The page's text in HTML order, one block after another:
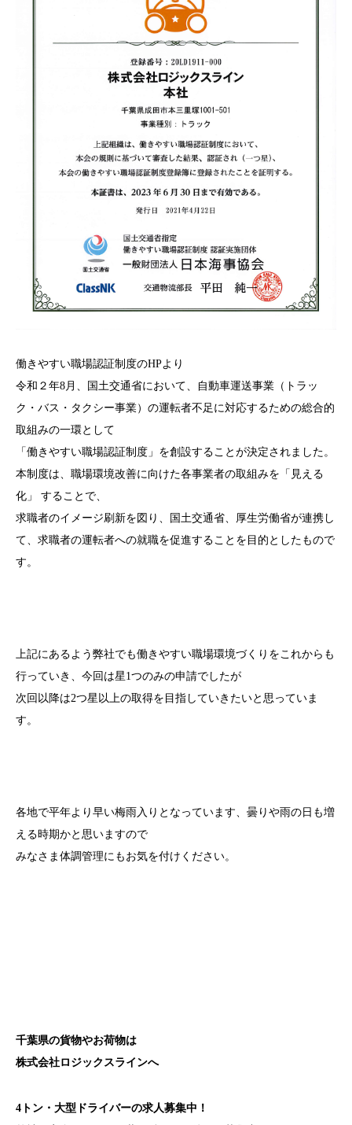
働きやすい職場認証制度のHPより
令和２年8月、国土交通省において、自動車運送事業（トラッ
ク・バス・タクシー事業）の運転者不足に対応するための総合的
取組みの一環として
「働きやすい職場認証制度」を創設することが決定されました。
本制度は、職場環境改善に向けた各事業者の取組みを「見える
化」 することで、
求職者のイメージ刷新を図り、国土交通省、厚生労働省が連携し
て、求職者の運転者への就職を促進することを目的としたもので
す。
上記にあるよう弊社でも働きやすい職場環境づくりをこれからも
行っていき、今回は星1つのみの申請でしたが
次回以降は2つ星以上の取得を目指していきたいと思っていま
す。
各地で平年より早い梅雨入りとなっています、曇りや雨の日も増
える時期かと思いますので
みなさま体調管理にもお気を付けください。
千葉県の貨物やお荷物は
株式会社ロジックスラインへ
4トン・大型ドライバーの求人募集中！